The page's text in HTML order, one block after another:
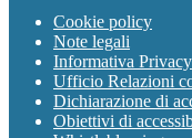
Cookie policy
Note legali
Informativa Privacy
Ufficio Relazioni
Dichiarazione di
Obiettivi di